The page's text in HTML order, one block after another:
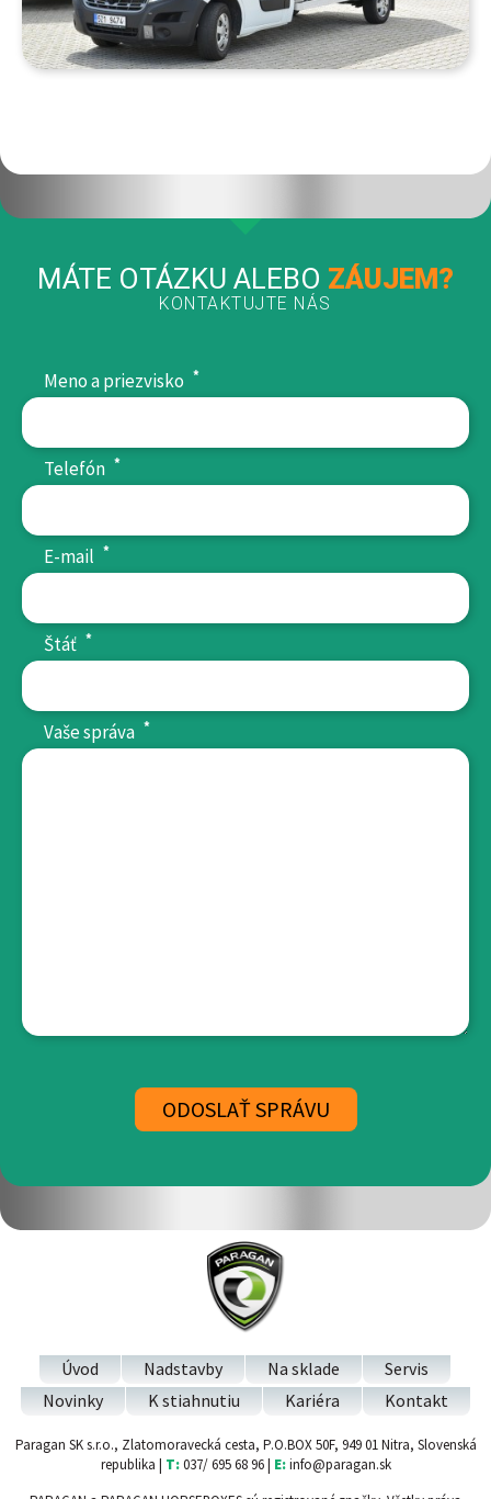
MÁTE OTÁZKU ALEBO ZÁUJEM?
KONTAKTUJTE NÁS
Meno a priezvisko *
Telefón *
E-mail *
Štáť *
Vaše správa *
Úvod Nadstavby Na sklade
Servis
Novinky
K stiahnutiu Kariéra Kontakt
Paragan SK s.r.o., Zlatomoravecká cesta, P.O.BOX 50F, 949 01 Nitra, Slovenská
republika | T:037/ 695 68 96 | E:info@paragan.sk